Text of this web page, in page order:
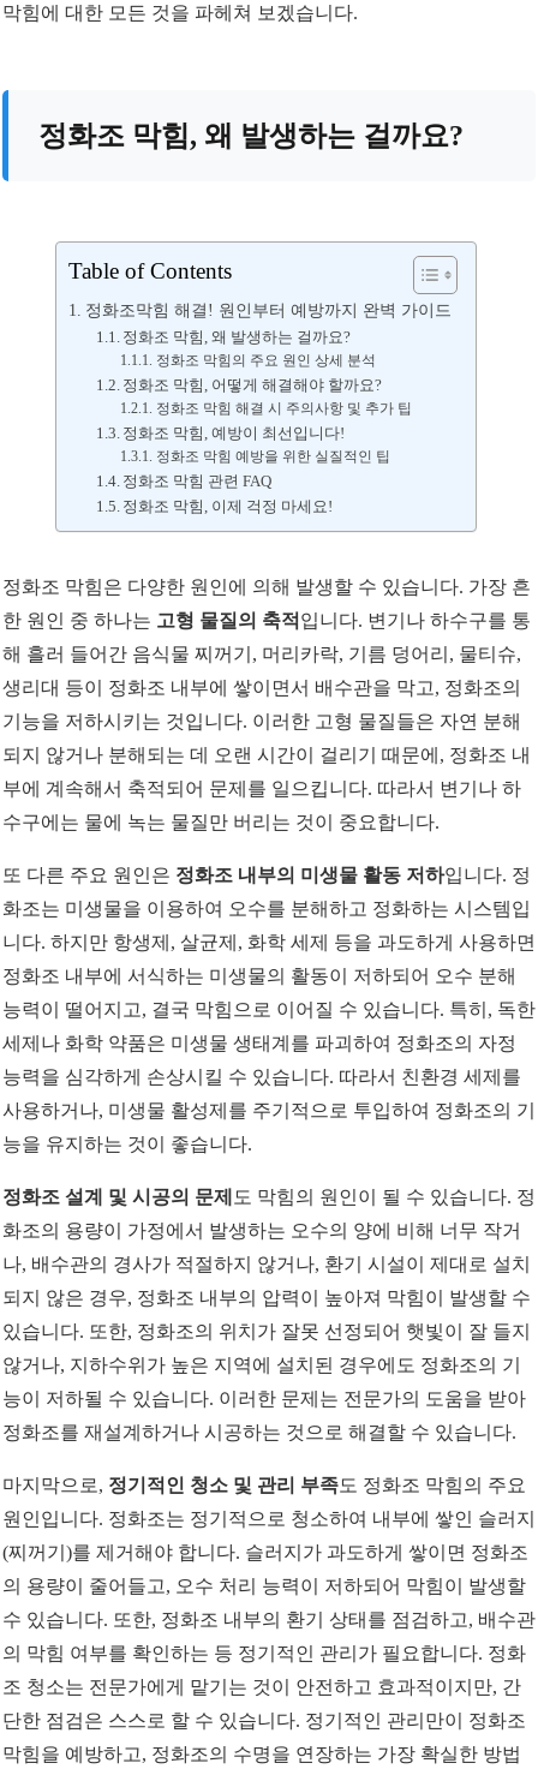
막힘에 대한 모든 것을 파헤쳐 보겠습니다.
정화조 막힘, 왜 발생하는 걸까요?
Table of Contents
정화조막힘 해결! 원인부터 예방까지 완벽 가이드
정화조 막힘, 왜 발생하는 걸까요?
정화조 막힘의 주요 원인 상세 분석
정화조 막힘, 어떻게 해결해야 할까요?
정화조 막힘 해결 시 주의사항 및 추가 팁
정화조 막힘, 예방이 최선입니다!
정화조 막힘 예방을 위한 실질적인 팁
정화조 막힘 관련 FAQ
정화조 막힘, 이제 걱정 마세요!
정화조 막힘은 다양한 원인에 의해 발생할 수 있습니다. 가장 흔
한 원인 중 하나는 고형 물질의 축적 입니다. 변기나 하수구를 통
해 흘러 들어간 음식물 찌꺼기, 머리카락, 기름 덩어리, 물티슈,
생리대 등이 정화조 내부에 쌓이면서 배수관을 막고, 정화조의
기능을 저하시키는 것입니다. 이러한 고형 물질들은 자연 분해
되지 않거나 분해되는 데 오랜 시간이 걸리기 때문에, 정화조 내
부에 계속해서 축적되어 문제를 일으킵니다. 따라서 변기나 하
수구에는 물에 녹는 물질만 버리는 것이 중요합니다.
또 다른 주요 원인은 정화조 내부의 미생물 활동 저하입니다. 정
화조는 미생물을 이용하여 오수를 분해하고 정화하는 시스템입
니다. 하지만 항생제, 살균제, 화학 세제 등을 과도하게 사용하면
정화조 내부에 서식하는 미생물의 활동이 저하되어 오수 분해
능력이 떨어지고, 결국 막힘으로 이어질 수 있습니다. 특히, 독한
세제나 화학 약품은 미생물 생태계를 파괴하여 정화조의 자정
능력을 심각하게 손상시킬 수 있습니다. 따라서 친환경 세제를
사용하거나, 미생물 활성제를 주기적으로 투입하여 정화조의 기
능을 유지하는 것이 좋습니다.
정화조 설계 및 시공의 문제 도 막힘의 원인이 될 수 있습니다. 정
화조의 용량이 가정에서 발생하는 오수의 양에 비해 너무 작거
나, 배수관의 경사가 적절하지 않거나, 환기 시설이 제대로 설치
되지 않은 경우, 정화조 내부의 압력이 높아져 막힘이 발생할 수
있습니다. 또한, 정화조의 위치가 잘못 선정되어 햇빛이 잘 들지
않거나, 지하수위가 높은 지역에 설치된 경우에도 정화조의 기
능이 저하될 수 있습니다. 이러한 문제는 전문가의 도움을 받아
정화조를 재설계하거나 시공하는 것으로 해결할 수 있습니다.
마지막으로, 정기적인 청소 및 관리 부족도 정화조 막힘의 주요
원인입니다. 정화조는 정기적으로 청소하여 내부에 쌓인 슬러지
(찌꺼기)를 제거해야 합니다. 슬러지가 과도하게 쌓이면 정화조
의 용량이 줄어들고, 오수 처리 능력이 저하되어 막힘이 발생할
수 있습니다. 또한, 정화조 내부의 환기 상태를 점검하고, 배수관
의 막힘 여부를 확인하는 등 정기적인 관리가 필요합니다. 정화
조 청소는 전문가에게 맡기는 것이 안전하고 효과적이지만, 간
단한 점검은 스스로 할 수 있습니다. 정기적인 관리만이 정화조
막힘을 예방하고, 정화조의 수명을 연장하는 가장 확실한 방법